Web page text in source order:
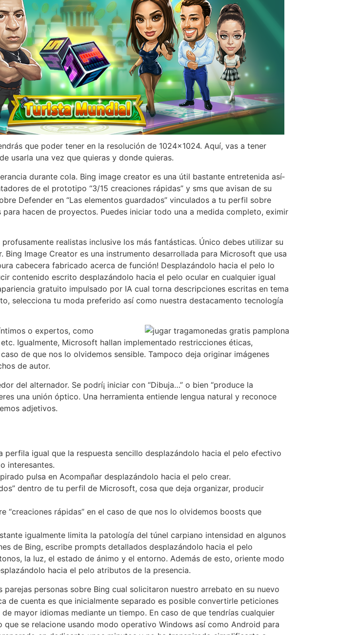
que poder tener en la resolución de 1024×1024. Aquí, vas a tener
usarla una vez que quieras y donde quieras.
durante cola. Bing image creator es una útil bastante entretenida así­
de el prototipo “3/15 creaciones rápidas” y sms que avisan de su
Defender en “Las elementos guardados” vinculados a tu perfil sobre
hacen de proyectos. Puedes iniciar todo una a medida completo, eximir
realistas inclusive los más fantásticas. Único debes utilizar su
Image Creator es una instrumento desarrollada para Microsoft que usa
cabecera fabricado acerca de función! Desplazándolo hacia el pelo lo
contenido escrito desplazándolo hacia el pelo ocular en cualquier igual
gratuito impulsado por IA cual torna descripciones escritas en tema
selecciona tu moda preferido así­ como nuestra destacamento tecnología
o expertos, como
Igualmente, Microsoft hallan implementado restricciones éticas,
de que nos lo olvidemos sensible. Tampoco deja originar imágenes
de autor.
del alternador. Se podrí¡ iniciar con “Dibuja…” o bien “produce la
una unión óptico. Una herramienta entiende lengua natural y reconoce
adjetivos.
igual que la respuesta sencillo desplazándolo hacia el pelo efectivo
interesantes.
pulsa en Acompañar desplazándolo hacia el pelo crear.
dentro de tu perfil de Microsoft, cosa que deja organizar, producir
rápidas” en el caso de que nos lo olvidemos boosts que
igualmente limita la patologí­a del túnel carpiano intensidad en algunos
de Bing, escribe prompts detallados desplazándolo hacia el pelo
la luz, el estado de ánimo y el entorno. Además de esto, oriente modo
hacia el pelo atributos de la presencia.
personas sobre Bing cual solicitaron nuestro arrebato en su nuevo
de cuenta es que inicialmente separado es posible convertirle peticiones
mayor idiomas mediante un tiempo. En caso de que tendrí­as cualquier
se relacione usando modo operativo Windows así como Android para